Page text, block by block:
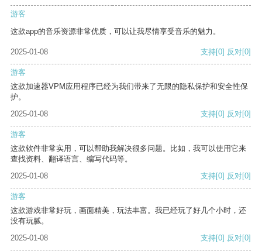
游客
这款app的音乐资源非常优质，可以让我尽情享受音乐的魅力。
2025-01-08 支持[0] 反对[0]
游客
这款加速器VPM应用程序已经为我们带来了无限的隐私保护和安全性保
护。
2025-01-08
支持[0] 反对[0]
游客
这款软件非常实用，可以帮助我解决很多问题。比如，我可以使用它来
查找资料、翻译语言、编写代码等。
2025-01-08
支持[0] 反对[0]
游客
这款游戏非常好玩，画面精美，玩法丰富。我已经玩了好几个小时，还
没有玩腻。
2025-01-08
支持[0] 反对[0]